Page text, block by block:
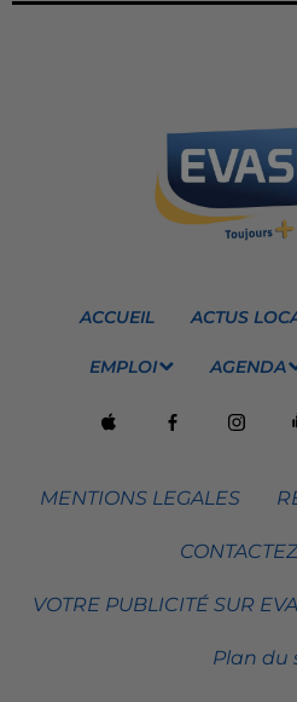
ACCUEIL ACTUS
EMPLOI AGENDA
MENTIONS LEGALES
VOTRE PUBLICITÉ SUR
Plan du